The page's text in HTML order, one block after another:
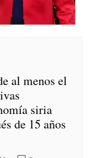
al menos el
siria
de 15 años